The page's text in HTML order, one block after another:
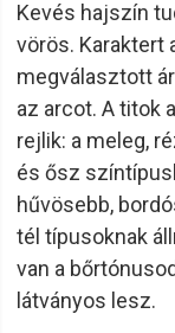
elektronikai
fejlesztőmérnökei
eredményeképp a
kezdve a
ami
Ráadásul ár-érték
találkozhatunk,
tervezett masinák
emellett rendkívül
Kevés hajszín
vörös. Karaktert
megválasztott
az arcot. A titok
rejlik: a meleg,
és ősz
hűvösebb,
tél típusoknak
van a
látványos lesz.